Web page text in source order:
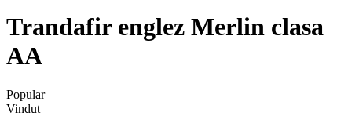
Trandafir englez Merlin clasa
AA
Popular
Vindut